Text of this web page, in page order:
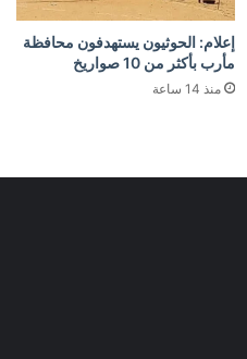
إعلام: الحوثيون يستهدفون محافظة
مأرب بأكثر من 10 صواريخ
منذ 14 ساعة